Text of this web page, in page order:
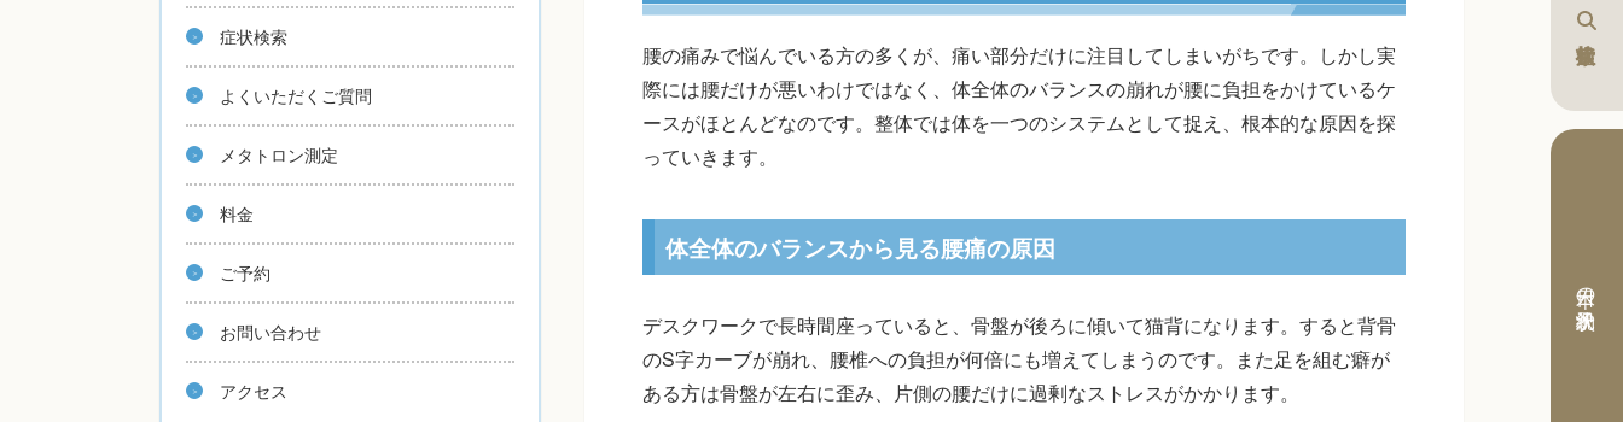
本日の予約状況
腰の痛みで悩んでいる方の多くが、痛い部分だけに注目してしまいがちです。しかし実
際には腰だけが悪いわけではなく、体全体のバランスの崩れが腰に負担をかけているケ
ースがほとんどなのです。整体では体を一つのシステムとして捉え、根本的な原因を探
っていきます。
体全体のバランスから見る腰痛の原因
デスクワークで長時間座っていると、骨盤が後ろに傾いて猫背になります。すると背骨
のS字カーブが崩れ、腰椎への負担が何倍にも増えてしまうのです。また足を組む癖が
ある方は骨盤が左右に歪み、片側の腰だけに過剰なストレスがかかります。
症状検索
よくいただくご質問
メタトロン測定
料金
ご予約
お問い合わせ
アクセス